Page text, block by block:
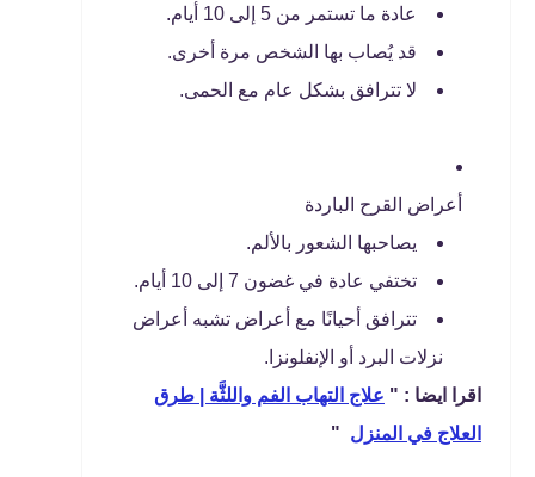
عادة ما تستمر من 5 إلى 10 أيام.
قد يُصاب بها الشخص مرة أخرى.
لا تترافق بشكل عام مع الحمى.
أعراض القرح الباردة
يصاحبها الشعور بالألم.
تختفي عادة في غضون 7 إلى 10 أيام.
تترافق أحيانًا مع أعراض تشبه أعراض
نزلات البرد أو الإنفلونزا.
اقرا ايضا : " علاج التهاب الفم واللثَّة | طرق
العلاج في المنزل "